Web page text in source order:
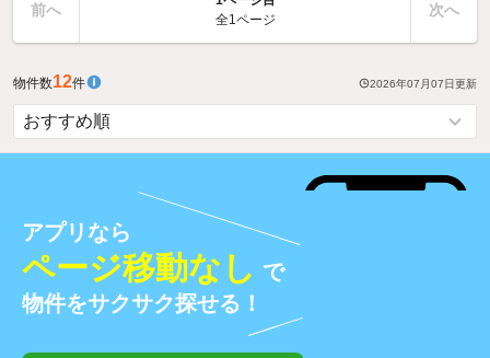
前へ
全1ページ
次へ
物件数12件 2026年07月07日更新
アプリなら
ページ移動なし で
物件をサクサク探せる！